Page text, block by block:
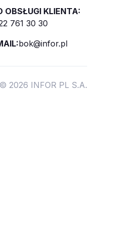
OBSŁUGI KLIENTA:
761 30 30
bok@infor.pl
2026 INFOR PL S.A.